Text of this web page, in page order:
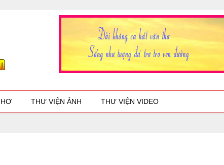
THƯ VIỆN ẢNH THƯ VIỆN VIDEO